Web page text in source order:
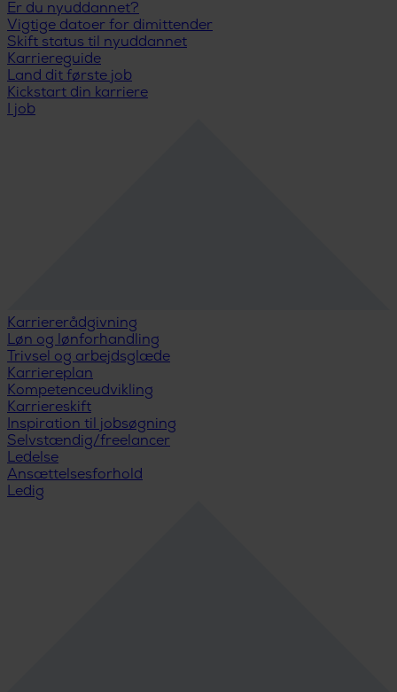
Er du nyuddannet?
Vigtige datoer for dimittender
Skift status til nyuddannet
Karriereguide
Land dit første job
Kickstart din karriere
I job
Karriererådgivning
Løn og lønforhandling
Trivsel og arbejdsglæde
Karriereplan
Kompetenceudvikling
Karriereskift
Inspiration til jobsøgning
Selvstændig/freelancer
Ledelse
Ansættelsesforhold
Ledig